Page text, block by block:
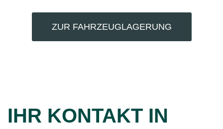
ZUR FAHRZEUGLAGERUNG
IHR KONTAKT IN